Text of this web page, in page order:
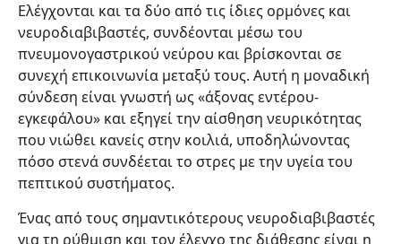
Ελέγχονται και τα δύο από τις ίδιες ορμόνες και
νευροδιαβιβαστές, συνδέονται μέσω του
πνευμονογαστρικού νεύρου και βρίσκονται σε
συνεχή επικοινωνία μεταξύ τους. Αυτή η μοναδική
σύνδεση είναι γνωστή ως «άξονας εντέρου-
εγκεφάλου» και εξηγεί την αίσθηση νευρικότητας
που νιώθει κανείς στην κοιλιά, υποδηλώνοντας
πόσο στενά συνδέεται το στρες με την υγεία του
πεπτικού συστήματος.
Ένας από τους σημαντικότερους νευροδιαβιβαστές
για τη ρύθμιση και τον έλεγχο της διάθεσης είναι η